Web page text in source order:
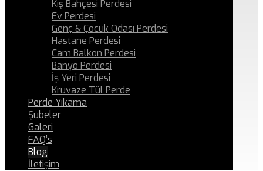
Kış Bahçesi Perdesi
Ev Perdesi
Genç & Çocuk Odası Perdesi
Hastane Perdesi
Cam Balkon Perdesi
Banyo Perdesi
İş Yeri Perdesi
Kruvaze Tül Perde
Perde Yıkama
Şubeler
Galeri
FAQ’s
Blog
İletişim